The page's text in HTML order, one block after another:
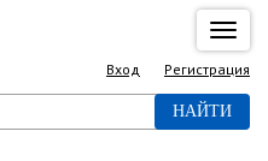
Вход Регистрация
НАЙТИ